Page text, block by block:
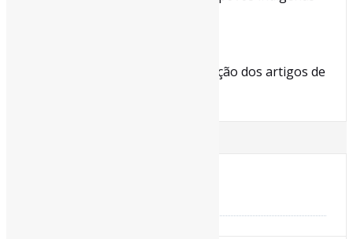
Estudo mostra como está a aceitação dos artigos de